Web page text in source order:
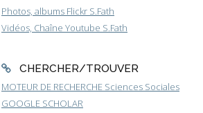
Photos, albums Flickr S.Fath
Vidéos, Chaîne Youtube S.Fath
CHERCHER/TROUVER
MOTEUR DE RECHERCHE Sciences Sociales
GOOGLE SCHOLAR